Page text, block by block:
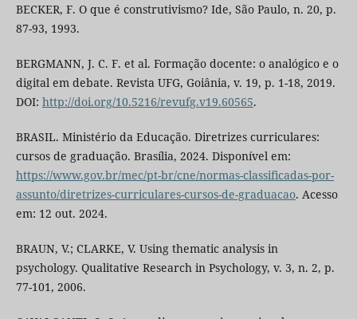
BECKER, F. O que é construtivismo? Ide, São Paulo, n. 20, p.
87-93, 1993.
BERGMANN, J. C. F. et al. Formação docente: o analógico e o
digital em debate. Revista UFG, Goiânia, v. 19, p. 1-18, 2019.
DOI: http://doi.org/10.5216/revufg.v19.60565.
BRASIL. Ministério da Educação. Diretrizes curriculares:
cursos de graduação. Brasília, 2024. Disponível em:
https://www.gov.br/mec/pt-br/cne/normas-classificadas-por-
assunto/diretrizes-curriculares-cursos-de-graduacao. Acesso
em: 12 out. 2024.
BRAUN, V.; CLARKE, V. Using thematic analysis in
psychology. Qualitative Research in Psychology, v. 3, n. 2, p.
77-101, 2006.